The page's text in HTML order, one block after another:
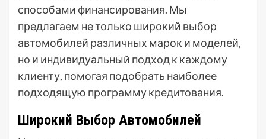
способами финансирования. Мы
предлагаем не только широкий выбор
автомобилей различных марок и моделей,
но и индивидуальный подход к каждому
клиенту, помогая подобрать наиболее
подходящую программу кредитования.
Широкий Выбор Автомобилей